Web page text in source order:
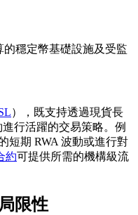
穩定幣基礎設施及受監
），既支持透過現貨長
行活躍的交易策略。例
短期 RWA 波動或進行對
約可提供所需的機構級流
限性